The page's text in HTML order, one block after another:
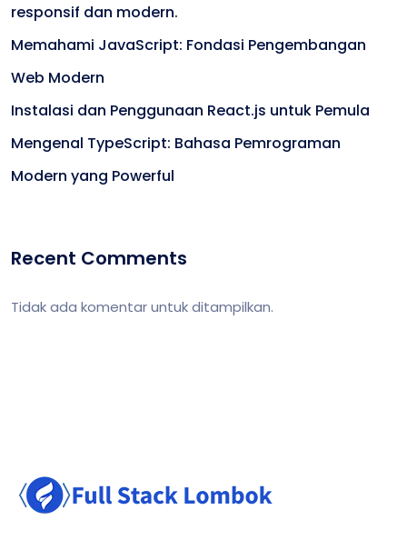
responsif dan modern.
Memahami JavaScript: Fondasi Pengembangan
Web Modern
Instalasi dan Penggunaan React.js untuk Pemula
Mengenal TypeScript: Bahasa Pemrograman
Modern yang Powerful
Recent Comments
Tidak ada komentar untuk ditampilkan.